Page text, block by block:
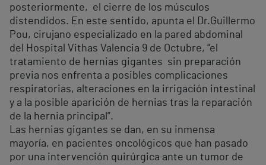
posteriormente, el cierre de los músculos
distendidos. En este sentido, apunta el Dr.Guillermo
Pou, cirujano especializado en la pared abdominal
del Hospital Vithas Valencia 9 de Octubre, “el
tratamiento de hernias gigantes sin preparación
previa nos enfrenta a posibles complicaciones
respiratorias, alteraciones en la irrigación intestinal
y a la posible aparición de hernias tras la reparación
de la hernia principal”.
Las hernias gigantes se dan, en su inmensa
mayoría, en pacientes oncológicos que han pasado
por una intervención quirúrgica ante un tumor de